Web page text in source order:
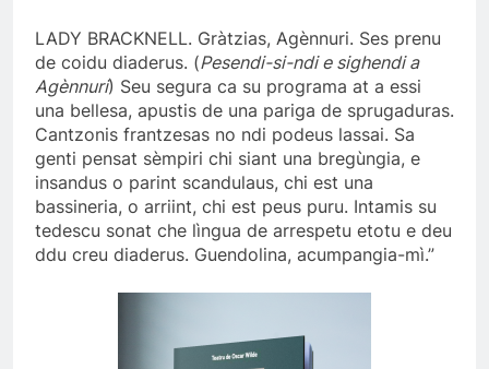
LADY BRACKNELL. Gràtzias, Agènnuri. Ses prenu
de coidu diaderus. (Pesendi-si-ndi e sighendi a
Agènnuri) Seu segura ca su programa at a essi
una bellesa, apustis de una pariga de sprugaduras.
Cantzonis frantzesas no ndi podeus lassai. Sa
genti pensat sèmpiri chi siant una bregùngia, e
insandus o parint scandulaus, chi est una
bassineria, o arriint, chi est peus puru. Intamis su
tedescu sonat che lìngua de arrespetu etotu e deu
ddu creu diaderus. Guendolina, acumpangia-mì.”